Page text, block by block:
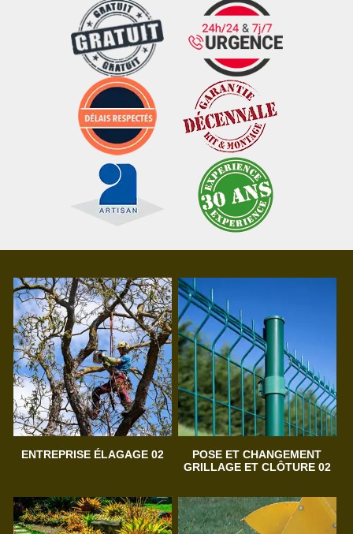
ENTREPRISE ÉLAGAGE 02
POSE ET CHANGEMENT
GRILLAGE ET CLÔTURE 02